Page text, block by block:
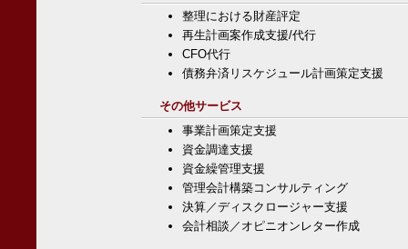
整理における財産評定
再生計画案作成支援/代行
CFO代行
債務弁済リスケジュール計画策定支援
その他サービス
事業計画策定支援
資金調達支援
資金繰管理支援
管理会計構築コンサルティング
決算／ディスクロージャー支援
会計相談／オピニオンレター作成